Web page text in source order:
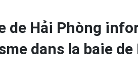
de Hải Phòng
dans la baie